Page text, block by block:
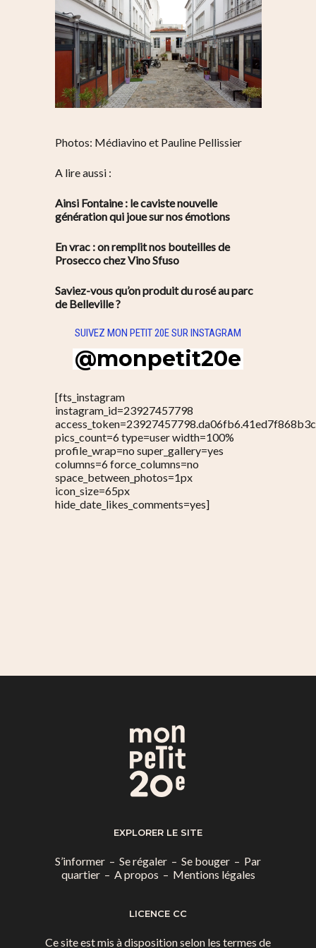
Photos: Médiavino et Pauline Pellissier
A lire aussi :
Ainsi Fontaine : le caviste nouvelle
génération qui joue sur nos émotions
En vrac : on remplit nos bouteilles de
Prosecco chez Vino Sfuso
Saviez-vous qu’on produit du rosé au parc
de Belleville ?
SUIVEZ MON PETIT 20E SUR INSTAGRAM
@monpetit20e
[fts_instagram
instagram_id=23927457798
pics_count=6 type=user width=100%
profile_wrap=no super_gallery=yes
columns=6 force_columns=no
space_between_photos=1px
icon_size=65px
hide_date_likes_comments=yes]
EXPLORER LE SITE
S’informer – Se régaler – Se bouger – Par
quartier– A propos – Mentions légales
LICENCE CC
Ce site est mis à disposition selon les termes de